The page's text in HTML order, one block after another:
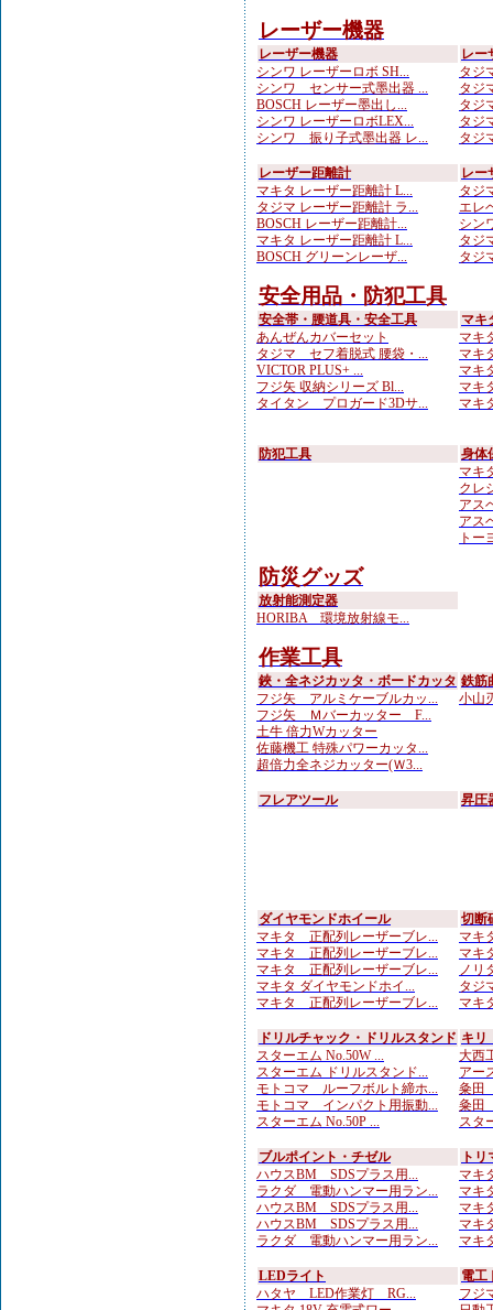
レーザー機器
レーザー機器
シンワ レーザーロボ SH...
シンワ センサー式墨出器 ...
BOSCH レーザー墨出し...
シンワ レーザーロボLEX...
シンワ 振り子式墨出器 レ...
レー
タジ
タジ
タジ
タジ
タジ
レーザー距離計
マキタ レーザー距離計 L...
タジマ レーザー距離計 ラ...
BOSCH レーザー距離計...
マキタ レーザー距離計 L...
BOSCH グリーンレーザ...
レー
タジ
エレ
シン
タジ
タジ
安全用品・防犯工具
安全帯・腰道具・安全工具
あんぜんカバーセット
タジマ セフ着脱式 腰袋・...
VICTOR PLUS+ ...
フジ矢 収納シリーズ Bl...
タイタン プロガード3Dサ...
マキ
マキ
マキ
マキ
マキ
マキ
防犯工具
身体
マキ
クレ
アス
アス
トー
防災グッズ
放射能測定器
HORIBA 環境放射線モ...
作業工具
鋏・全ネジカッタ・ボードカッタ
フジ矢 アルミケーブルカッ...
フジ矢 Ｍバーカッター F...
土牛 倍力Wカッター
佐藤機工 特殊パワーカッタ...
超倍力全ネジカッター(Ｗ3...
鉄筋
小山
フレアツール 昇圧
ダイヤモンドホイール
マキタ 正配列レーザーブレ...
マキタ 正配列レーザーブレ...
マキタ 正配列レーザーブレ...
マキタ ダイヤモンドホイ...
マキタ 正配列レーザーブレ...
切断
マキ
マキ
ノリ
タジ
マキ
ドリルチャック・ドリルスタンド
スターエム No.50W ...
スターエム ドリルスタンド...
モトコマ ルーフボルト締ホ...
モトコマ インパクト用振動...
スターエム No.50P ...
キリ
大西
アー
粂田
粂田
スタ
ブルポイント・チゼル
ハウスBM SDSプラス用...
ラクダ 電動ハンマー用ラン...
ハウスBM SDSプラス用...
ハウスBM SDSプラス用...
ラクダ 電動ハンマー用ラン...
ト
マキ
マキ
マキ
マキ
マキ
LEDライト
ハタヤ LED作業灯 RG...
電工
フジ